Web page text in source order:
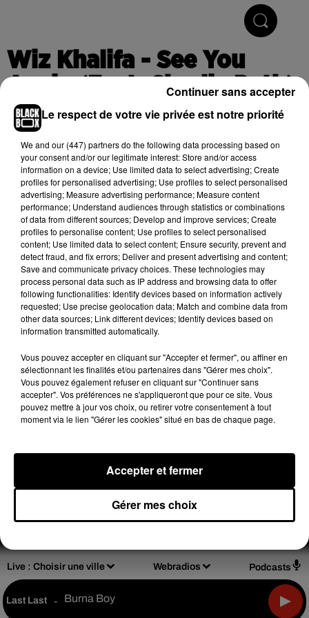
Live : Choisir une ville Webradios Podcasts
Last Last - Burna Boy
Wiz Khalifa - See You
Again (Feat. Charlie Puth)
Publié : 21 février 2018 à 17h44
Cet élément est masqué compte-tenu du refus du
dépôt de cookies que vous avez exprimé. Si vous
souhaitez l'afficher, merci de nous donner votre accord
en cliquant sur le bouton ci-dessous.
Afficher l'élément
(C) 2015
DesignOlivier Varma
Règlements de jeux
Notice d'information RGPD Plan du site
Le respect de votre vie privée est notre priorité
We and our (447) partnersdo the following data processing based on
your consent and/or our legitimate interest: Store and/or access
information on a device; Use limited data to select advertising; Create
profiles for personalised advertising; Use profiles to select personalised
advertising; Measure advertising performance; Measure content
performance; Understand audiences through statistics or combinations
of data from different sources; Develop and improve services; Create
profiles to personalise content; Use profiles to select personalised
content; Use limited data to select content; Ensure security, prevent and
detect fraud, and fix errors; Deliver and present advertising and content;
Save and communicate privacy choices. These technologies may
process personal data such as IP address and browsing data to offer
following functionalities: Identify devices based on information actively
requested; Use precise geolocation data; Match and combine data from
other data sources; Link different devices; Identify devices based on
information transmitted automatically.
Vous pouvez accepter en cliquant sur "Accepter et fermer", ou affiner en
sélectionnant les finalités et/ou partenaires dans "Gérer mes choix".
Vous pouvez également refuser en cliquant sur "Continuer sans
accepter". Vos préférences ne s'appliqueront que pour ce site. Vous
pouvez mettre à jour vos choix, ou retirer votre consentement à tout
moment via le lien "Gérer les cookies" situé en bas de chaque page.
Gérer mes choix
Accepter et fermer
Continuer sans accepter